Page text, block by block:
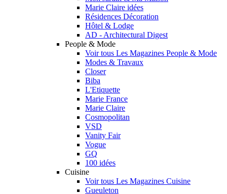
Marie Claire idées
Résidences Décoration
Hôtel & Lodge
AD - Architectural Digest
People & Mode
Voir tous Les Magazines People & Mode
Modes & Travaux
Closer
Biba
L'Etiquette
Marie France
Marie Claire
Cosmopolitan
VSD
Vanity Fair
Vogue
GQ
100 idées
Cuisine
Voir tous Les Magazines Cuisine
Gueuleton